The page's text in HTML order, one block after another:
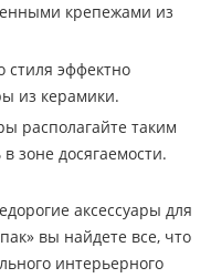
крепежами из
стиля эффектно
из керамики.
располагайте таким
зоне досягаемости.
аксессуары для
вы найдете все, что
интерьерного